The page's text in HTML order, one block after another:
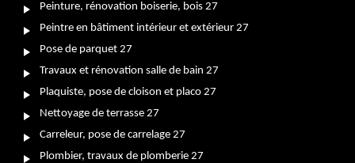
Peinture, rénovation boiserie, bois 27
Peintre en bâtiment intérieur et extérieur 27
Pose de parquet 27
Travaux et rénovation salle de bain 27
Plaquiste, pose de cloison et placo 27
Nettoyage de terrasse 27
Carreleur, pose de carrelage 27
Plombier, travaux de plomberie 27